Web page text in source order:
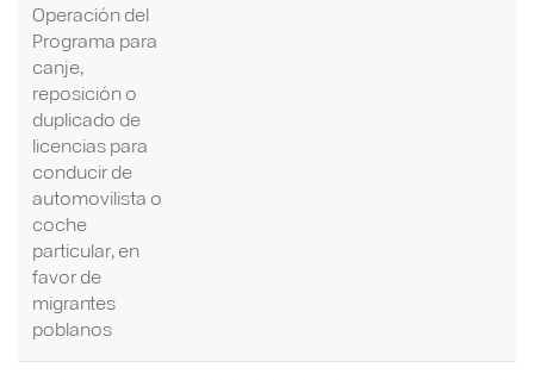
Operación del
Programa para
canje,
reposición o
duplicado de
licencias para
conducir de
automovilista o
coche
particular, en
favor de
migrantes
poblanos